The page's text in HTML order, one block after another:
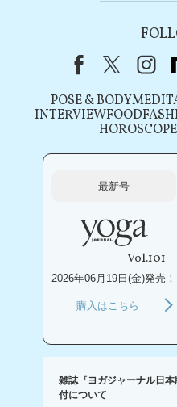
FacebookX（旧
POSE & BODY
INTERVIEWFOOD
HOROSCOPE
最新号
Vol.101
2026年06月19日(金)発売！
購入はこちら
雑誌『ヨガジャーナル日
付について